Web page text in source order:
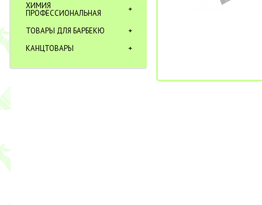
ХИМИЯ
ПРОФЕССИОНАЛЬНАЯ
ТОВАРЫ ДЛЯ БАРБЕКЮ
КАНЦТОВАРЫ